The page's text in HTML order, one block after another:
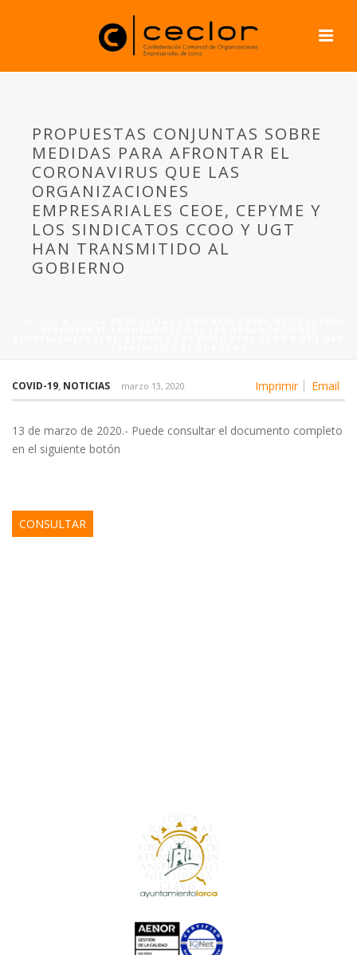
PROPUESTAS CONJUNTAS SOBRE
MEDIDAS PARA AFRONTAR EL
CORONAVIRUS QUE LAS
ORGANIZACIONES
EMPRESARIALES CEOE, CEPYME Y
LOS SINDICATOS CCOO Y UGT
HAN TRANSMITIDO AL
GOBIERNO
Imprimir Email
COVID-19, NOTICIAS marzo 13, 2020
13 de marzo de 2020.- Puede consultar el documento completo
en el siguiente botón
CONSULTAR